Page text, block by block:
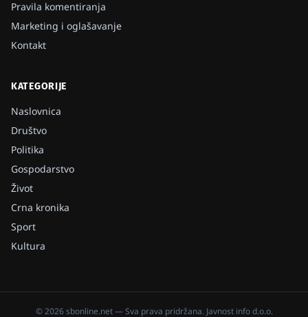
Pravila komentiranja
Marketing i oglašavanje
Kontakt
KATEGORIJE
Naslovnica
Društvo
Politika
Gospodarstvo
Život
Crna kronika
Sport
Kultura
©2026 sbonline.net— Sva prava pridržana. Javnost info d.o.o.